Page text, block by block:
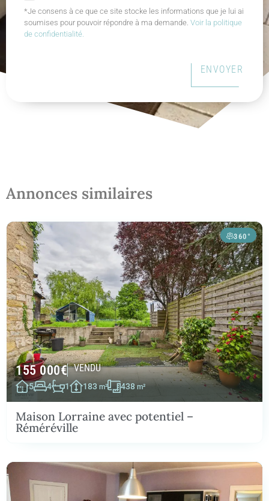
*Je consens à ce que ce site stocke les informations que je lui ai
soumises pour pouvoir répondre à ma demande. Voir la politique
de confidentialité.
ENVOYER
Annonces similaires
360°
155 000€ VENDU
5 4 1 183 m² 438 m²
Maison Lorraine avec potentiel –
Réméréville